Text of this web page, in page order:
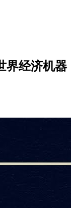
界经济机器